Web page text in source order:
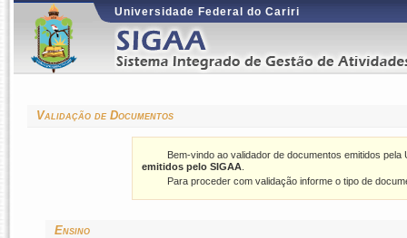
Universidade Federal do Cariri
Validação de Documentos
Bem-vindo ao validador de documentos emitidos
emitidos pelo SIGAA
Para proceder com validação informe o tipo de
Ensino